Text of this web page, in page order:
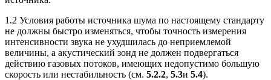
1.2 Условия работы источника шума по настоящему стандарту
не должны быстро изменяться, чтобы точность измерения
интенсивности звука не ухудшилась до неприемлемой
величины, а акустический зонд не должен подвергаться
действию газовых потоков, имеющих недопустимо большую
скорость или нестабильность (см. 5.2.2, 5.3и 5.4).